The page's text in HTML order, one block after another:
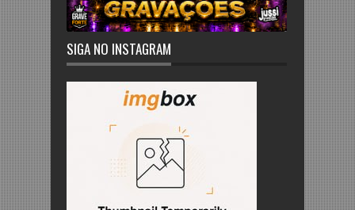
SIGA NO INSTAGRAM